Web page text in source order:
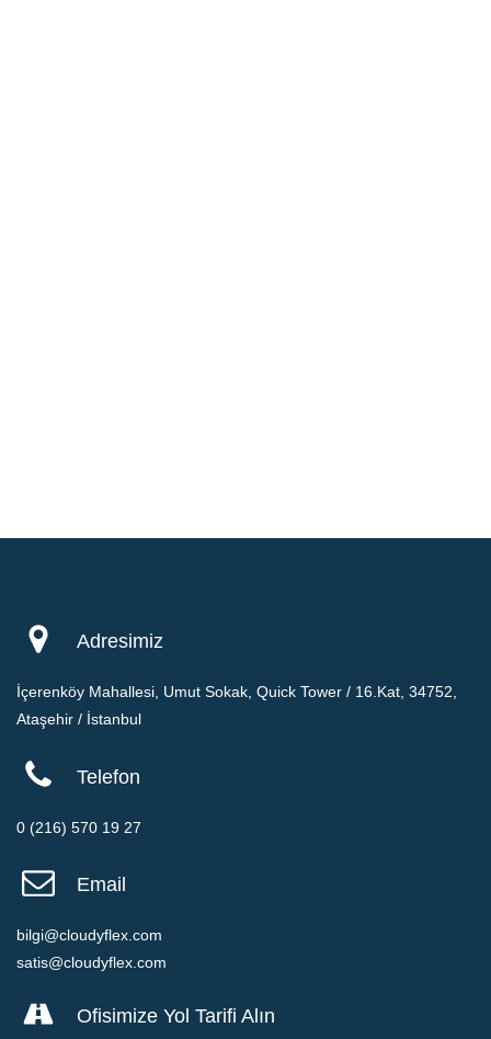
Adresimiz
İçerenköy Mahallesi, Umut Sokak, Quick Tower / 16.Kat, 34752,
Ataşehir / İstanbul
Telefon
0 (216) 570 19 27
Email
bilgi@cloudyflex.com
satis@cloudyflex.com
Ofisimize Yol Tarifi Alın